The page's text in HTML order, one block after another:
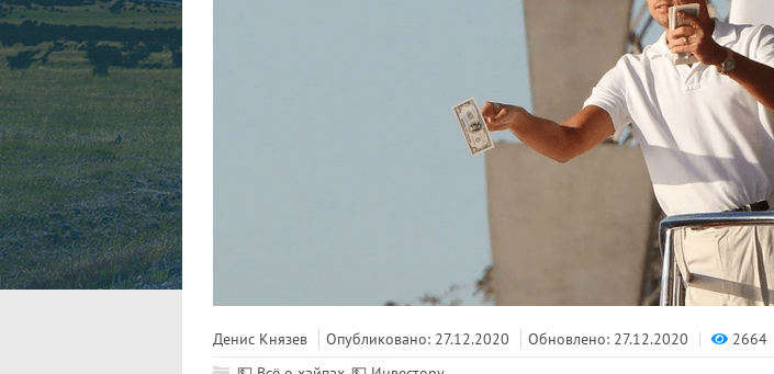
Денис Князев Опубликовано: 27.12.2020 Обновлено: 27.12.2020
2664